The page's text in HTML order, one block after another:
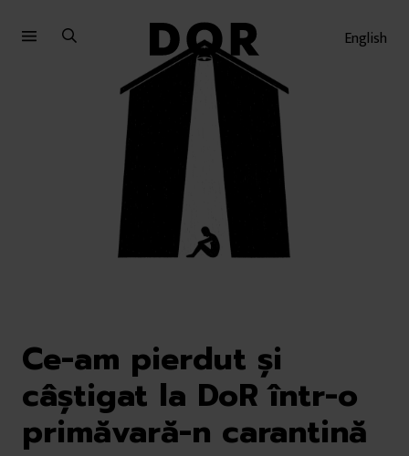
English
Ce-am pierdut și
câștigat la DoR într-o
primăvară-n carantină